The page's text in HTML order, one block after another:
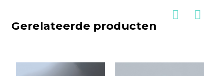
Gerelateerde producten